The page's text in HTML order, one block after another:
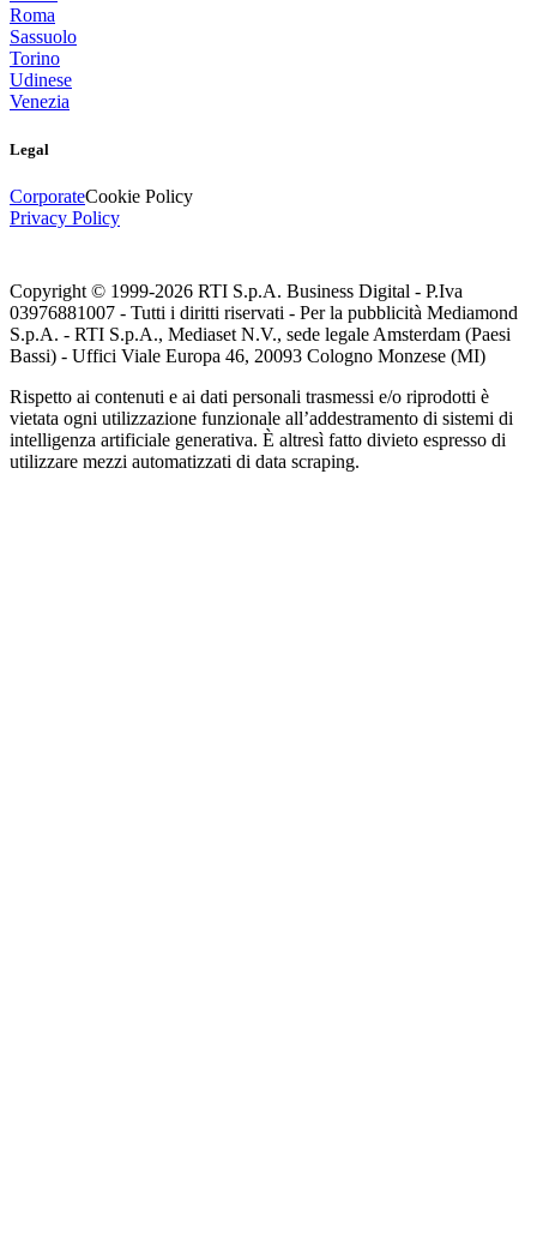
Roma
Sassuolo
Torino
Udinese
Venezia
Legal
CorporateCookie Policy
Privacy Policy
Copyright © 1999-2026 RTI S.p.A. Business Digital - P.Iva
03976881007 - Tutti i diritti riservati - Per la pubblicità Mediamond
S.p.A. - RTI S.p.A., Mediaset N.V., sede legale Amsterdam (Paesi
Bassi) - Uffici Viale Europa 46, 20093 Cologno Monzese (MI)
Rispetto ai contenuti e ai dati personali trasmessi e/o riprodotti è
vietata ogni utilizzazione funzionale all’addestramento di sistemi di
intelligenza artificiale generativa. È altresì fatto divieto espresso di
utilizzare mezzi automatizzati di data scraping.